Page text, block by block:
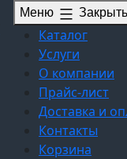
Меню Закрыть
Каталог
Услуги
О компании
Прайс-лист
Доставка и
Контакты
Корзина